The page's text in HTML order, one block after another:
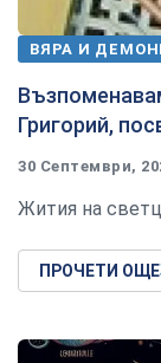
ВЯРА И
Григорий,
30 Септември,
Жития на
ПРОЧЕТИ ОЩЕ